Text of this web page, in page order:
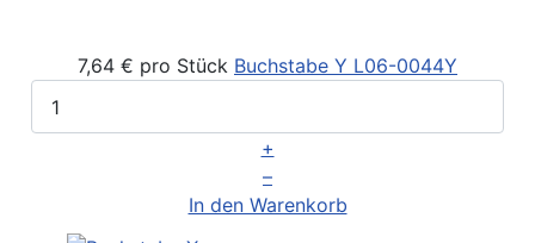
7,64 € pro Stück Buchstabe Y L06-0044Y
+
–
In den Warenkorb